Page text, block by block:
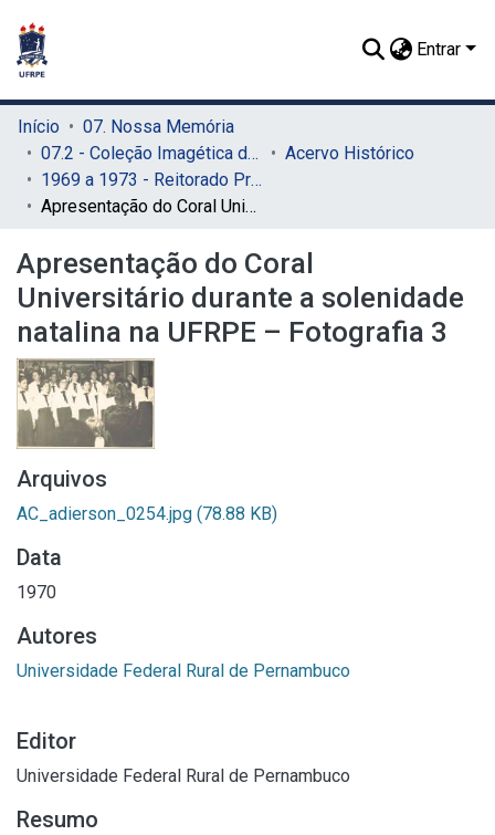
Entrar
Início
07. Nossa Memória
07.2 - Coleção Imagética do SIB
Acervo Histórico
1969 a 1973 - Reitorado Prof. Adierson Erasmo de Azevedo
Apresentação do Coral Universitário durante a solenidade natalina na UFRPE – Fotografia 3
Apresentação do Coral
Universitário durante a solenidade
natalina na UFRPE – Fotografia 3
Arquivos
AC_adierson_0254.jpg (78.88 KB)
Data
1970
Autores
Universidade Federal Rural de Pernambuco
Editor
Universidade Federal Rural de Pernambuco
Resumo